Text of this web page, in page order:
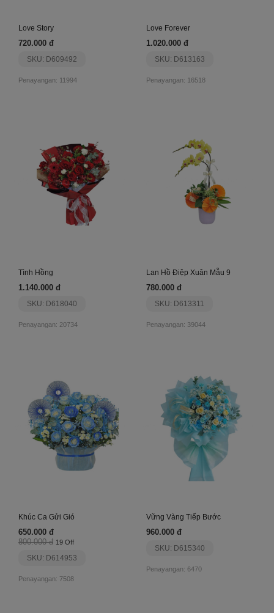
Love Story
720.000 đ
SKU: D609492
Penayangan: 11994
Love Forever
1.020.000 đ
SKU: D613163
Penayangan: 16518
Tình Hồng
1.140.000 đ
SKU: D618040
Penayangan: 20734
Lan Hồ Điệp Xuân Mẫu 9
780.000 đ
SKU: D613311
Penayangan: 39044
Khúc Ca Gửi Gió
650.000 đ
800.000 đ 19 Off
SKU: D614953
Penayangan: 7508
Vững Vàng Tiếp Bước
960.000 đ
SKU: D615340
Penayangan: 6470